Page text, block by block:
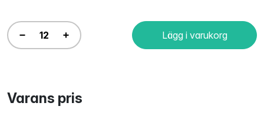
Lägg i varukorg
Varans pris